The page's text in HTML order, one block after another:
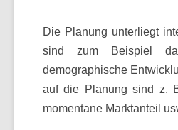
Die Planung unterliegt
sind zum Beispiel
demographische
auf die Planung sind z.
momentane Marktanteil